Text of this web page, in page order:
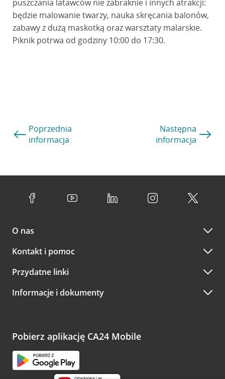
puszczania latawców nie zabraknie i innych atrakcji:
będzie malowanie twarzy, nauka skręcania balonów,
zabawy z dużą maskotką oraz warsztaty malarskie.
Piknik potrwa od godziny 10:00 do 17:30.
Poprzednia
informacja
Następna
informacja
O nas
Kontakt i pomoc
Przydatne linki
Informacje i dokumenty
Pobierz aplikację CA24 Mobile